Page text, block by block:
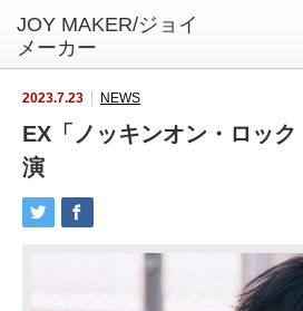
2023.7.23 NEWS
EX「ノッキンオン・ロッ
演